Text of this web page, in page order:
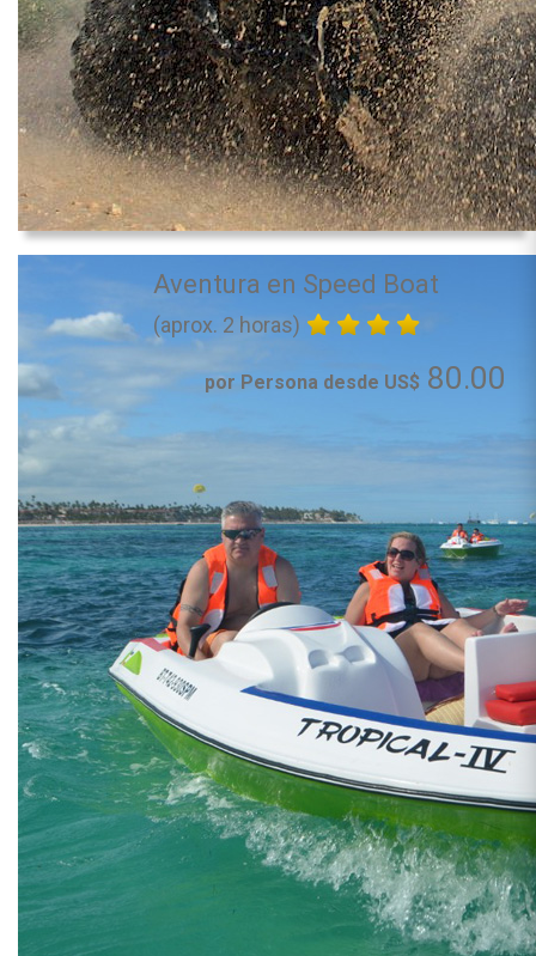
Aventura en Speed Boat
(aprox. 2 horas)
por Persona desde US$ 80.00